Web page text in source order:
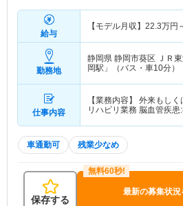
給与
【モデル月収】 22.3万円
勤務地
静岡県 静岡市葵区
ＪＲ
岡駅」（バス・車10分）
仕事内容
【業務内容】 外来もし
リハビリ業務 脳血管疾患
車通勤可 残業少なめ
保存する
最新の募集状